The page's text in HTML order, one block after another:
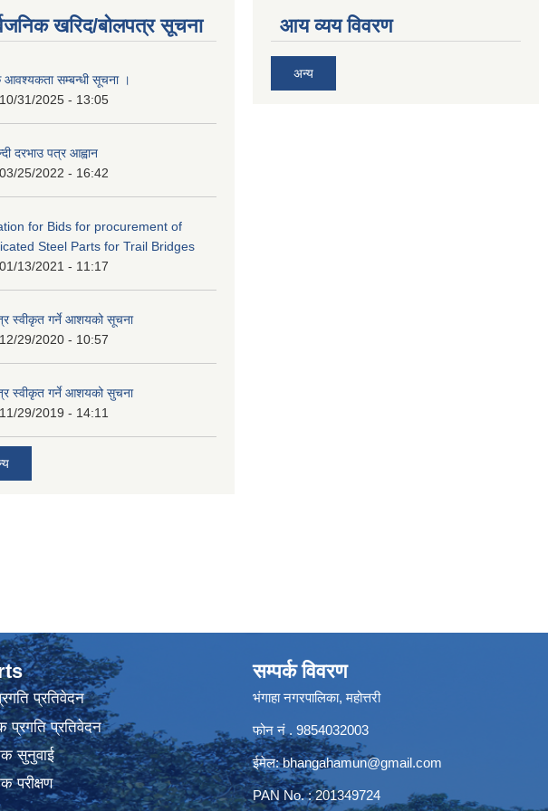
खरिद/बोलपत्र सूचना
आवश्यकता सम्बन्धी सूचना ।
10/31/2025 - 13:05
दरभाउ पत्र आह्वान
03/25/2022 - 16:42
for Bids for procurement of
Steel Parts for Trail Bridges
01/13/2021 - 11:17
स्वीकृत गर्ने आशयको सूचना
12/29/2020 - 10:57
स्वीकृत गर्ने आशयको सुचना
11/29/2019 - 14:11
आय व्यय विवरण
अन्य
प्रतिवेदन
प्रगति प्रतिवेदन
सुनुवाई
परीक्षण
सम्पर्क विवरण
भंगाहा नगरपालिका, महोत्तरी
फोन नं . 9854032003
ईमेल:bhangahamun@gmail.com
PAN No. : 201349724